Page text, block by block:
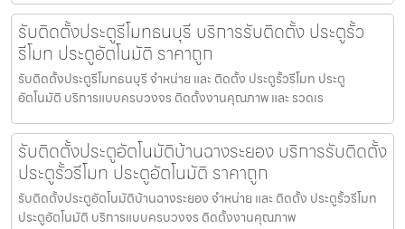
รับติดตั้งประตูรีโมทธนบุรี บริการรับติดตั้ง ประตูรั้ว
รีโมท ประตูอัตโนมัติ ราคาถูก
รับติดตั้งประตูรีโมทธนบุรี จำหน่าย และ ติดตั้ง ประตูรั้วรีโมท ประตู
อัตโนมัติ บริการแบบครบวงจร ติดตั้งงานคุณภาพ และ รวดเร
รับติดตั้งประตูอัตโนมัติบ้านฉางระยอง บริการรับติดตั้ง
ประตูรั้วรีโมท ประตูอัตโนมัติ ราคาถูก
รับติดตั้งประตูอัตโนมัติบ้านฉางระยอง จำหน่าย และ ติดตั้ง ประตูรั้วรีโมท
ประตูอัตโนมัติ บริการแบบครบวงจร ติดตั้งงานคุณภาพ